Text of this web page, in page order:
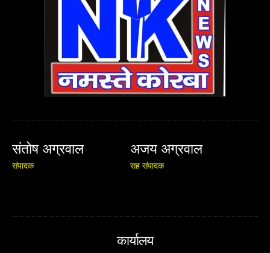
संतोष अग्रवाल
संपादक
अजय अग्रवाल
सह संपादक
कार्यालय